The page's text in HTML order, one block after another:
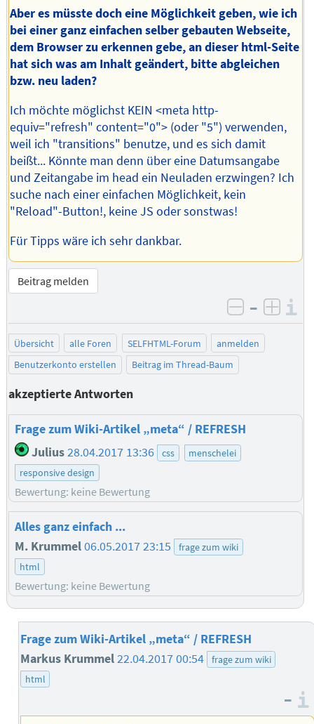
Aber es müsste doch eine Möglichkeit geben, wie ich
bei einer ganz einfachen selber gebauten Webseite,
dem Browser zu erkennen gebe, an dieser html-Seite
hat sich was am Inhalt geändert, bitte abgleichen
bzw. neu laden?
Ich möchte möglichst KEIN <meta http-
equiv="refresh" content="0"> (oder "5") verwenden,
weil ich "transitions" benutze, und es sich damit
beißt... Könnte man denn über eine Datumsangabe
und Zeitangabe im head ein Neuladen erzwingen? Ich
suche nach einer einfachen Möglichkeit, kein
"Reload"-Button!, keine JS oder sonstwas!
Für Tipps wäre ich sehr dankbar.
Beitrag melden
negativ
–
Übersicht alle Foren SELFHTML-Forum
anmelden
Benutzerkonto erstellen
Beitrag im Thread-Baum
akzeptierte Antworten
Frage zum Wiki-Artikel „meta“ / REFRESH
Julius28.04.2017 13:36 css
menschelei
responsive design
Bewertung: keine Bewertung
Alles ganz einfach ...
M. Krummel06.05.2017 23:15
frage zum wiki
html
Bewertung: keine Bewertung
Frage zum Wiki-Artikel „meta“ / REFRESH
Markus Krummel22.04.2017 00:54
frage zum wiki
html
–